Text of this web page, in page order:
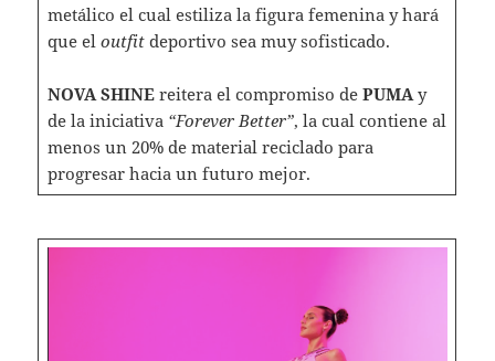
metálico el cual estiliza la figura femenina y hará
que el outfit deportivo sea muy sofisticado.
NOVA SHINEreitera el compromiso de PUMAy
de la iniciativa “Forever Better”, la cual contiene al
menos un 20% de material reciclado para
progresar hacia un futuro mejor.